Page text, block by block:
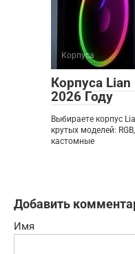
Корпуса
Корпуса
2026 Году
Выбираете корпус
крутых моделей:
кастомные
Добавить
Имя